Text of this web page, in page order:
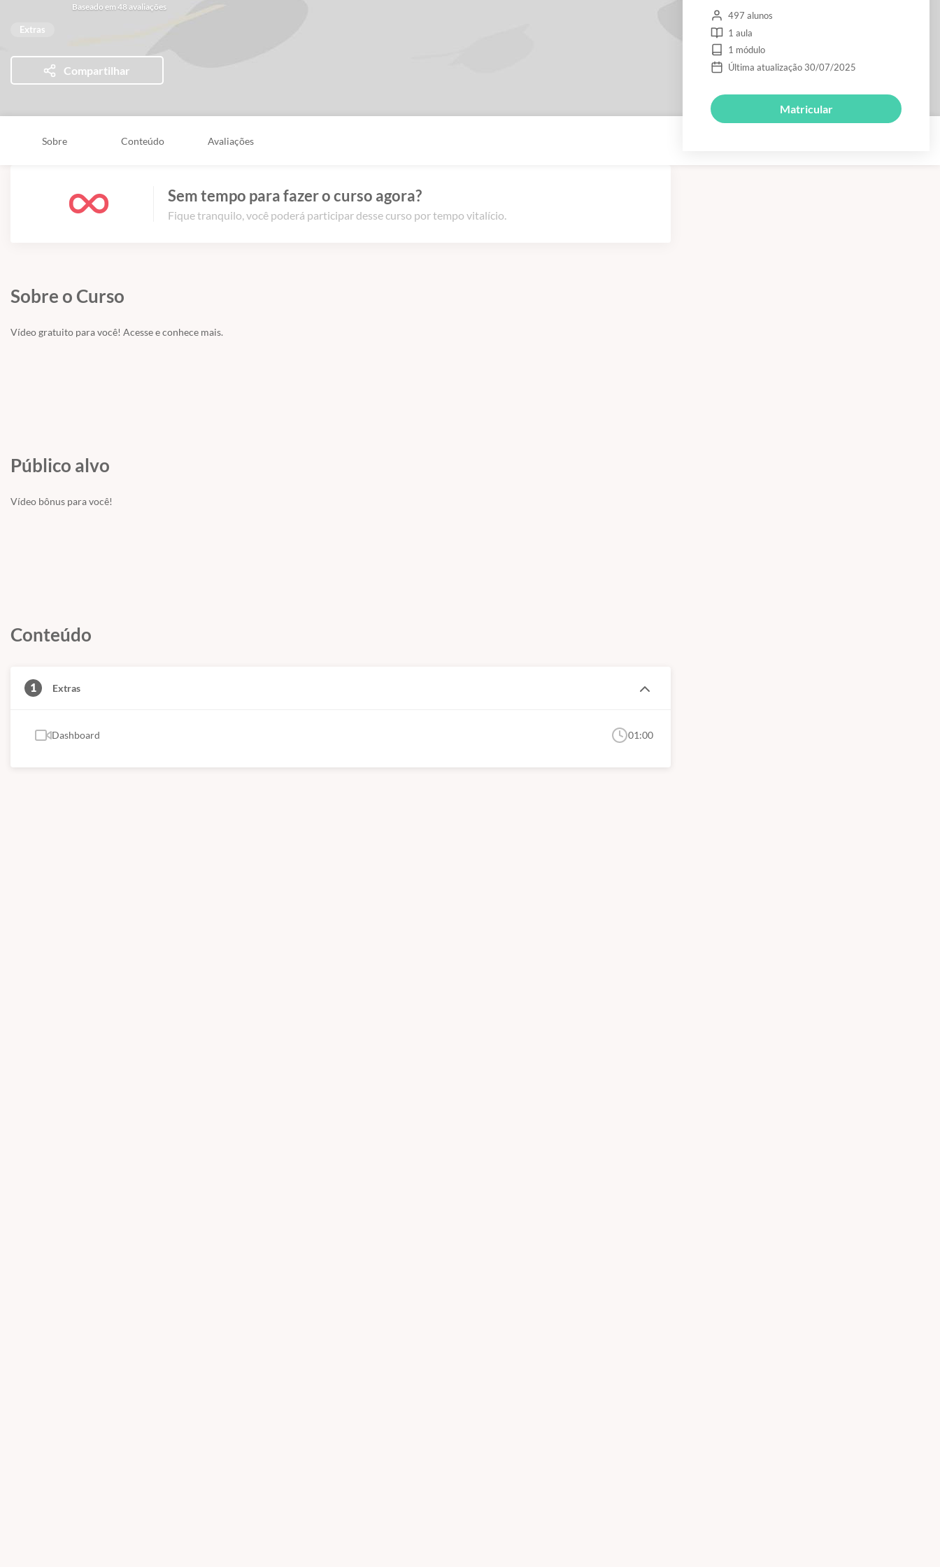
Baseado em 48 avaliações
Extras
Compartilhar
Sobre Conteúdo Avaliações
Sem tempo para fazer o curso agora?
Fique tranquilo, você poderá participar desse curso por tempo vitalício.
Sobre o Curso
Vídeo gratuito para você! Acesse e conhece mais.
Público alvo
Vídeo bônus para você!
Conteúdo
1 Extras
Dashboard 01:00
497 alunos
1 aula
1 módulo
Última atualização 30/07/2025
Matricular